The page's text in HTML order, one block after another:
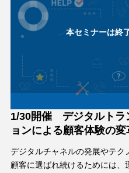
のか？ 今後、IoTに取…
本セミナーは終
1/30開催 デジタルトラ
ョンによる顧客体験の変
デジタルチャネルの発展やテク
顧客に選ばれ続けるためには、